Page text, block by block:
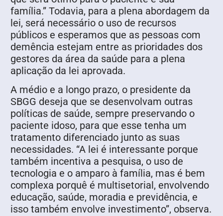
família.” Todavia, para a plena abordagem da
lei, será necessário o uso de recursos
públicos e esperamos que as pessoas com
demência estejam entre as prioridades dos
gestores da área da saúde para a plena
aplicação da lei aprovada.
A médio e a longo prazo, o presidente da
SBGG deseja que se desenvolvam outras
políticas de saúde, sempre preservando o
paciente idoso, para que esse tenha um
tratamento diferenciado junto as suas
necessidades. “A lei é interessante porque
também incentiva a pesquisa, o uso de
tecnologia e o amparo à família, mas é bem
complexa porquê é multisetorial, envolvendo
educação, saúde, moradia e previdência, e
isso também envolve investimento”, observa.